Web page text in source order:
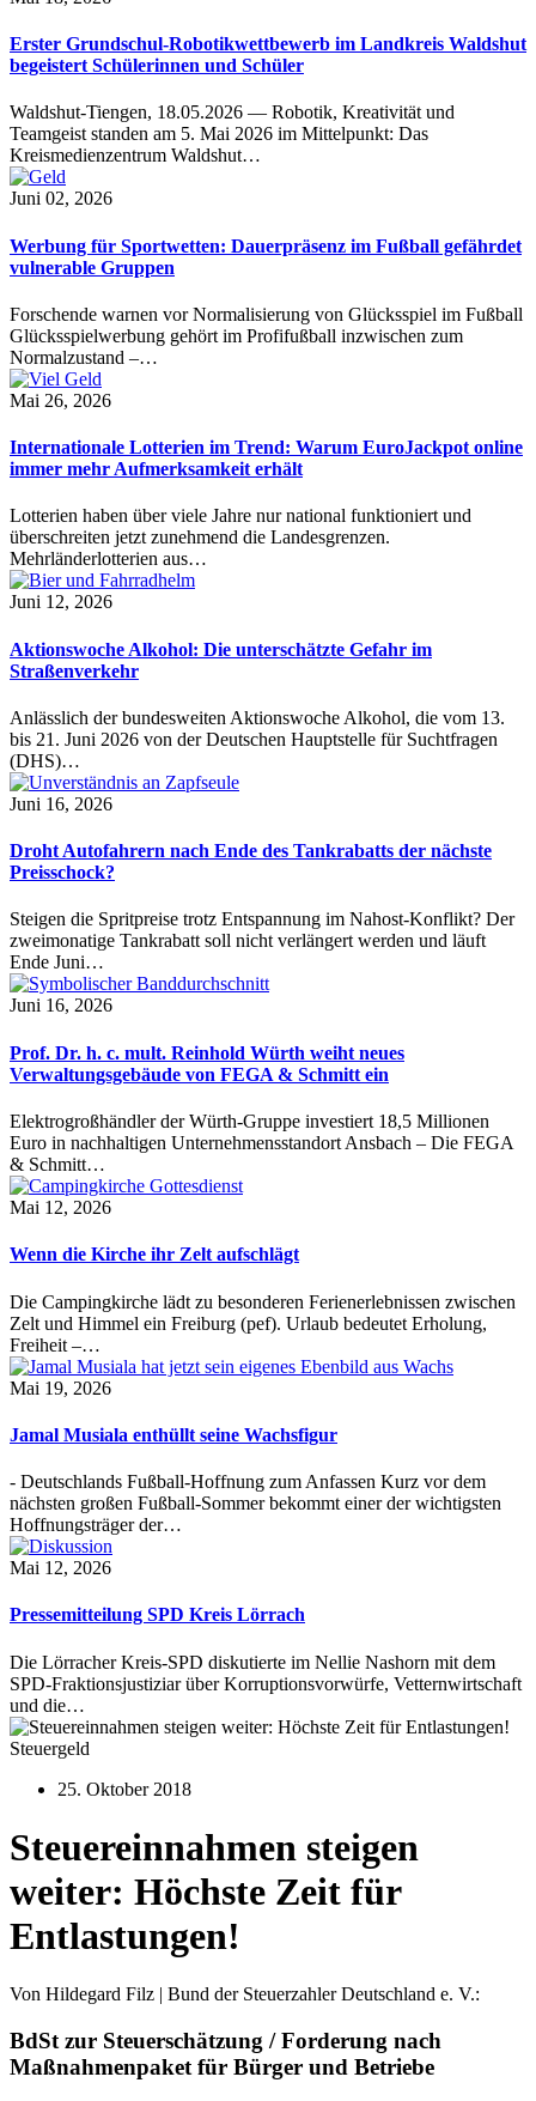
Erster Grundschul-Robotikwettbewerb im Landkreis Waldshut
begeistert Schülerinnen und Schüler
Waldshut-Tiengen, 18.05.2026 — Robotik, Kreativität und
Teamgeist standen am 5. Mai 2026 im Mittelpunkt: Das
Kreismedienzentrum Waldshut…
Juni 02, 2026
Werbung für Sportwetten: Dauerpräsenz im Fußball gefährdet
vulnerable Gruppen
Forschende warnen vor Normalisierung von Glücksspiel im Fußball
Glücksspielwerbung gehört im Profifußball inzwischen zum
Normalzustand –…
Mai 26, 2026
Internationale Lotterien im Trend: Warum EuroJackpot online
immer mehr Aufmerksamkeit erhält
Lotterien haben über viele Jahre nur national funktioniert und
überschreiten jetzt zunehmend die Landesgrenzen.
Mehrländerlotterien aus…
Juni 12, 2026
Aktionswoche Alkohol: Die unterschätzte Gefahr im
Straßenverkehr
Anlässlich der bundesweiten Aktionswoche Alkohol, die vom 13.
bis 21. Juni 2026 von der Deutschen Hauptstelle für Suchtfragen
(DHS)…
Juni 16, 2026
Droht Autofahrern nach Ende des Tankrabatts der nächste
Preisschock?
Steigen die Spritpreise trotz Entspannung im Nahost-Konflikt? Der
zweimonatige Tankrabatt soll nicht verlängert werden und läuft
Ende Juni…
Juni 16, 2026
Prof. Dr. h. c. mult. Reinhold Würth weiht neues
Verwaltungsgebäude von FEGA & Schmitt ein
Elektrogroßhändler der Würth-Gruppe investiert 18,5 Millionen
Euro in nachhaltigen Unternehmensstandort Ansbach – Die FEGA
& Schmitt…
Mai 12, 2026
Wenn die Kirche ihr Zelt aufschlägt
Die Campingkirche lädt zu besonderen Ferienerlebnissen zwischen
Zelt und Himmel ein Freiburg (pef). Urlaub bedeutet Erholung,
Freiheit –…
Mai 19, 2026
Jamal Musiala enthüllt seine Wachsfigur
- Deutschlands Fußball-Hoffnung zum Anfassen Kurz vor dem
nächsten großen Fußball-Sommer bekommt einer der wichtigsten
Hoffnungsträger der…
Mai 12, 2026
Pressemitteilung SPD Kreis Lörrach
Die Lörracher Kreis-SPD diskutierte im Nellie Nashorn mit dem
SPD-Fraktionsjustiziar über Korruptionsvorwürfe, Vetternwirtschaft
und die…
Steuergeld
25. Oktober 2018
Steuereinnahmen steigen
weiter: Höchste Zeit für
Entlastungen!
Von Hildegard Filz | Bund der Steuerzahler Deutschland e. V.:
BdSt zur Steuerschätzung / Forderung nach
Maßnahmenpaket für Bürger und Betriebe